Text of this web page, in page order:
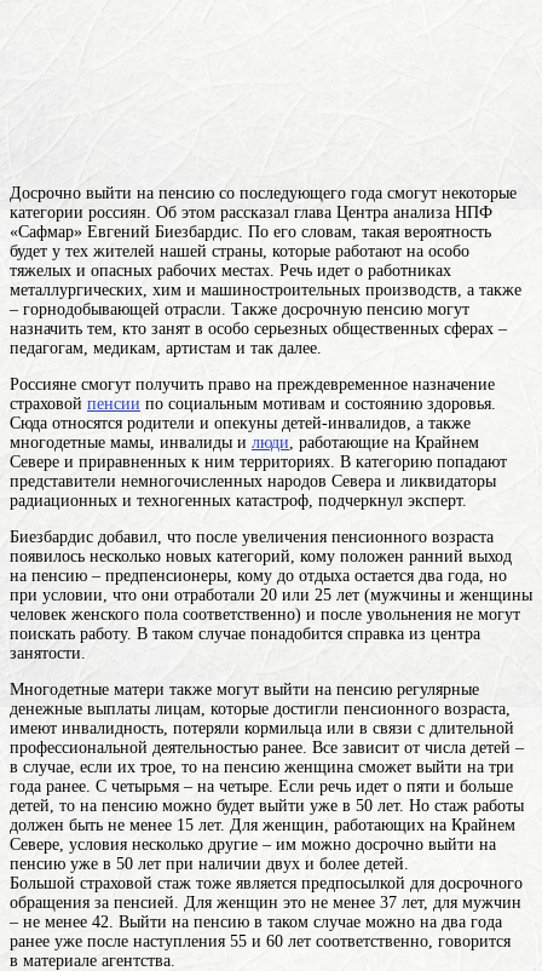
Досрочно выйти на пенсию со последующего года смогут некоторые
категории россиян. Об этом рассказал глава Центра анализа НПФ
«Сафмар» Евгений Биезбардис. По его словам, такая вероятность
будет у тех жителей нашей страны, которые работают на особо
тяжелых и опасных рабочих местах. Речь идет о работниках
металлургических, хим и машиностроительных производств, а также
– горнодобывающей отрасли. Также досрочную пенсию могут
назначить тем, кто занят в особо серьезных общественных сферах –
педагогам, медикам, артистам и так далее.
Россияне смогут получить право на преждевременное назначение
страховой пенсии по социальным мотивам и состоянию здоровья.
Сюда относятся родители и опекуны детей-инвалидов, а также
многодетные мамы, инвалиды и люди , работающие на Крайнем
Севере и приравненных к ним территориях. В категорию попадают
представители немногочисленных народов Севера и ликвидаторы
радиационных и техногенных катастроф, подчеркнул эксперт.
Биезбардис добавил, что после увеличения пенсионного возраста
появилось несколько новых категорий, кому положен ранний выход
на пенсию – предпенсионеры, кому до отдыха остается два года, но
при условии, что они отработали 20 или 25 лет (мужчины и женщины
человек женского пола соответственно) и после увольнения не могут
поискать работу. В таком случае понадобится справка из центра
занятости.
Многодетные матери также могут выйти на пенсию регулярные
денежные выплаты лицам, которые достигли пенсионного возраста,
имеют инвалидность, потеряли кормильца или в связи с длительной
профессиональной деятельностью ранее. Все зависит от числа детей –
в случае, если их трое, то на пенсию женщина сможет выйти на три
года ранее. С четырьмя – на четыре. Если речь идет о пяти и больше
детей, то на пенсию можно будет выйти уже в 50 лет. Но стаж работы
должен быть не менее 15 лет. Для женщин, работающих на Крайнем
Севере, условия несколько другие – им можно досрочно выйти на
пенсию уже в 50 лет при наличии двух и более детей.
Большой страховой стаж тоже является предпосылкой для досрочного
обращения за пенсией. Для женщин это не менее 37 лет, для мужчин
– не менее 42. Выйти на пенсию в таком случае можно на два года
ранее уже после наступления 55 и 60 лет соответственно, говорится
в материале агентства.